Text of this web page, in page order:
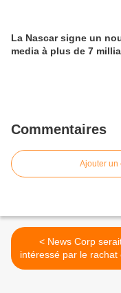
La Nascar signe un
media à plus de 7
Commentaires
Ajouter un
< News Corp serait
intéressé par le rachat
F1